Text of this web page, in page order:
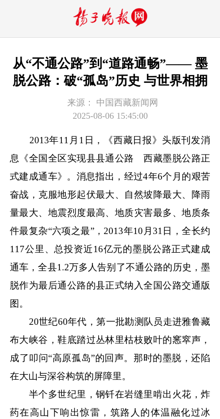
从“不通公路”到“道路通畅”—— 墨
脱公路：破“孤岛”历史 与世界相拥
来源：
中国西藏新闻网
2025-08-06 15:45:00
2013年11月1日，《西藏日报》头版刊发消
息《全国全区实现县县通公路 西藏墨脱公路正
式建成通车》。消息指出，经过4年6个月的艰苦
奋战，克服地形起伏最大、自然坡降最大、降雨
量最大、地震烈度最高、地质灾害最多、地质条
件最复杂“六项之最”，2013年10月31日，全长约
117公里、总投资近16亿元的墨脱公路正式建成
通车，全县1.2万多人告别了不通公路的历史，墨
脱作为最后通公路的县正式纳入全国公路交通版
图。
20世纪60年代，第一批勘测队员走进雅鲁藏
布大峡谷，鞋底踏过丛林里枯枝败叶的窸窣声，
成了叩问“高原孤岛”的回声。那时的墨脱，还陷
在大山与深谷构筑的屏障里。
半个多世纪里，钢钎在岩缝里啃出火花，炸
药在高山下响出惊雷，筑路人的体温融化过冰